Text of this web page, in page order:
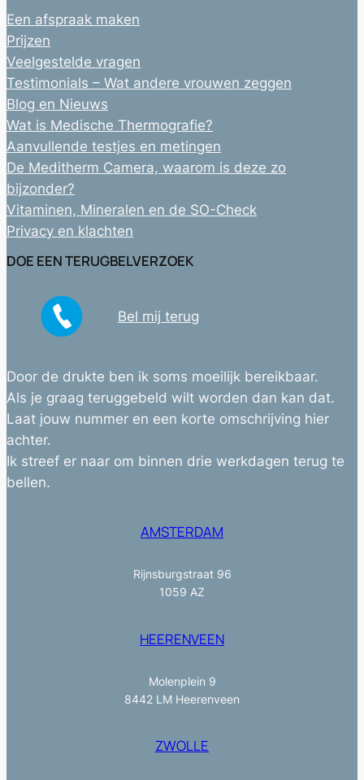
Een afspraak maken
Prijzen
Veelgestelde vragen
Testimonials – Wat andere vrouwen zeggen
Blog en Nieuws
Wat is Medische Thermografie?
Aanvullende testjes en metingen
De Meditherm Camera, waarom is deze zo
bijzonder?
Vitaminen, Mineralen en de SO-Check
Privacy en klachten
DOE EEN TERUGBELVERZOEK
Bel mij terug
Door de drukte ben ik soms moeilijk bereikbaar.
Als je graag teruggebeld wilt worden dan kan dat.
Laat jouw nummer en een korte omschrijving hier
achter.
Ik streef er naar om binnen drie werkdagen terug te
bellen.
AMSTERDAM
Rijnsburgstraat 96
1059 AZ
HEERENVEEN
Molenplein 9
8442 LM Heerenveen
ZWOLLE